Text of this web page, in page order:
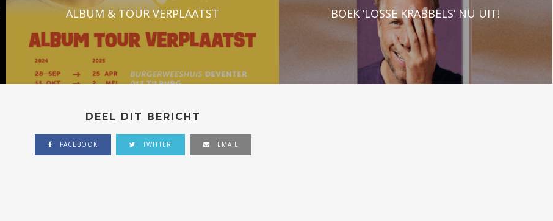
ALBUM & TOUR VERPLAATST BOEK ‘LOSSE KRABBELS’ NU UIT!
DEEL DIT BERICHT
FACEBOOK TWITTER EMAIL